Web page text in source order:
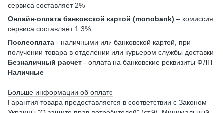
сервиса составляет 2%
Онлайн-оплата банковской картой (monobank) – комиссия
сервиса составляет 1.3%
Послеоплата - наличными или банковской картой, при
получении товара в отделении или курьером службы доставки
Безналичный расчет - оплата на банковские реквизиты ФЛП
Наличные
Больше информации об оплате
Гарантия товара предоставляется в соответствии с Законом